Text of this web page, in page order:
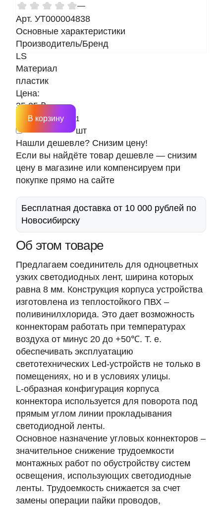
—
Арт. УТ000004838
Основные характеристики
Производитель/Бренд
LS
Материал
пластик
Цена:
35.25 ₽
шт
В корзину
Нашли дешевле? Снизим цену!
Если вы найдёте товар дешевле — снизим
цену в магазине или компенсируем при
покупке прямо на сайте
Бесплатная доставка от 10 000 рублей по
Новосибирску
Об этом товаре
Предлагаем соединитель для одноцветных
узких светодиодных лент, ширина которых
равна 8 мм. Конструкция корпуса устройства
изготовлена из теплостойкого ПВХ –
поливинилхлорида. Это дает возможность
коннекторам работать при температурах
воздуха от минус 20 до +50℃. Т. е.
обеспечивать эксплуатацию
светотехнических Led-устройств не только в
помещениях, но и в условиях улицы.
L-образная конфигурация корпуса
коннектора используется для поворота под
прямым углом линии прокладывания
светодиодной ленты.
Основное назначение угловых коннекторов –
значительное снижение трудоемкости
монтажных работ по обустройству систем
освещения, использующих светодиодные
ленты. Трудоемкость снижается за счет
замены операции пайки проводов,